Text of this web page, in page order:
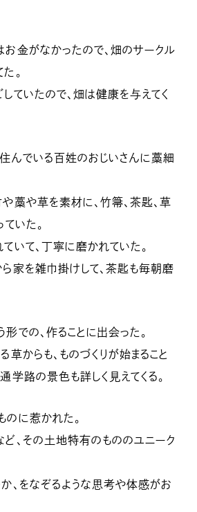
金がなかったので、畑のサークル
。
ていたので、畑は健康を与えてく
んでいる百姓のおじいさんに藁細
藁や草を素材に、竹箒、茶匙、草
いた。
いて、丁寧に磨かれていた。
家を雑巾掛けして、茶匙も毎朝磨
での、作ることに出会った。
草からも、ものづくりが始まること
学路の景色も詳しく見えてくる。
に惹かれた。
、その土地特有のもののユニーク
、をなぞるような思考や体感がお